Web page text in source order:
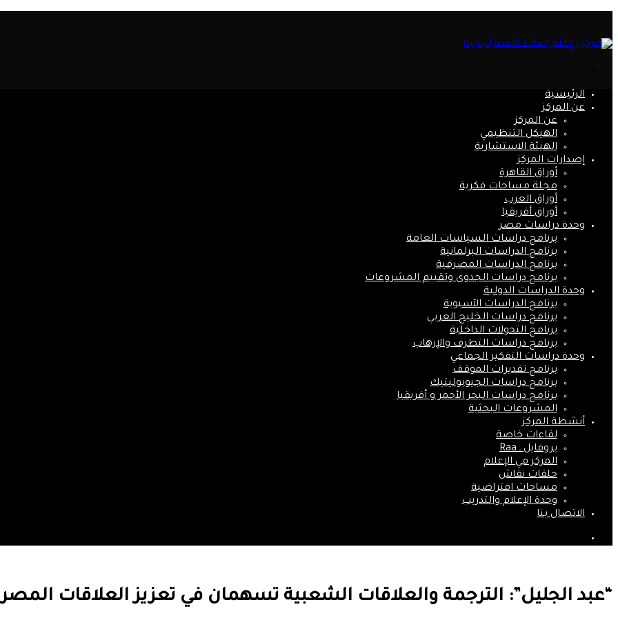
الرئيسية
عن المركز
عن المركز
الهيكل التنظيمي
الهيئة الاستشارية
إصدارات المركز
أوراق القاهرة
مجلة مساحات فكرية
أوراق العرب
أوراق أفريقيا
وحدة دراسات مصر
برنامج دراسات السياسات العامة
برنامج الدراسات البرلمانية
برنامج الدراسات المصرفية
برنامج دراسات الجدوى وتقييم المشروعات
وحدة الدراسات الدولية
برنامج الدراسات الآسيوية
برنامج دراسات الخليج العربي
برنامج التحولات الداخلية
برنامج دراسات التطرف والإرهاب
وحدة دراسات التفكير الجماعي
برنامج تقديرات الموقف
برنامج دراسات الجيوبوليتيك
برنامج دراسات البحر الأحمر و أفريقيا
المشروعات البحثية
أنشطة المركز
لقاءات خاصة
بروفايل ـ Raa
المركز في الإعلام
حلقات نقاش
مساحات افتراضية
وحدة الإعلام والتدريب
الاتصال بنا
“عبد الجليل”: الترجمة والعلاقات الشعبية تسهمان في تعزيز العلاقات